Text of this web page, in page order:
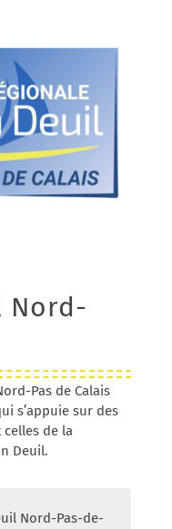
Nord-
Pas de Calais
s’appuie sur des
de la
Deuil.
Nord-Pas-de-